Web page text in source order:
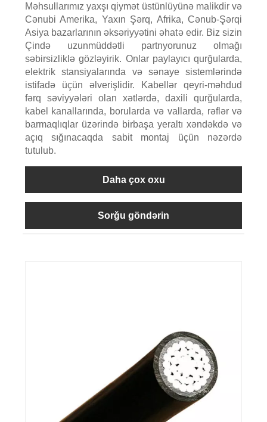
Məhsullarımız yaxşı qiymət üstünlüyünə malikdir və
Cənubi Amerika, Yaxın Şərq, Afrika, Cənub-Şərqi
Asiya bazarlarının əksəriyyətini əhatə edir. Biz sizin
Çində uzunmüddətli partnyorunuz olmağı
səbirsizliklə gözləyirik. Onlar paylayıcı qurğularda,
elektrik stansiyalarında və sənaye sistemlərində
istifadə üçün əlverişlidir. Kabellər qeyri-məhdud
fərq səviyyələri olan xətlərdə, daxili qurğularda,
kabel kanallarında, borularda və vallarda, rəflər və
barmaqlıqlar üzərində birbaşa yeraltı xəndəkdə və
açıq sığınacaqda sabit montaj üçün nəzərdə
tutulub.
Daha çox oxu
Sorğu göndərin